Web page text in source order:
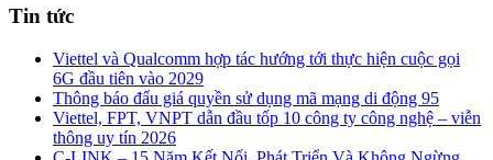
Tin tức
Viettel và Qualcomm hợp tác hướng tới thực hiện cuộc gọi
6G đầu tiên vào 2029
Thông báo đấu giá quyền sử dụng mã mạng di động 95
Viettel, FPT, VNPT dẫn đầu tốp 10 công ty công nghệ – viễn
thông uy tín 2026